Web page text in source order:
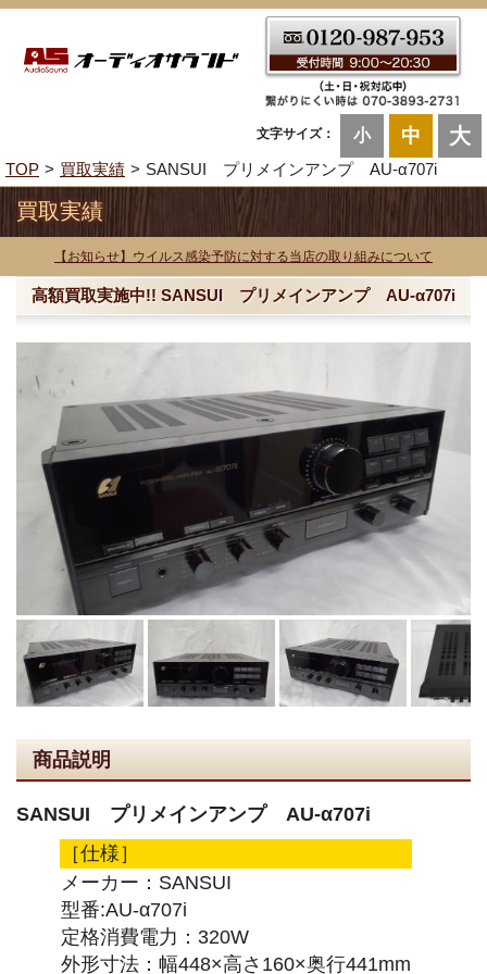
文字サイズ： 小 中 大
TOP 買取実績 SANSUI プリメインアンプ AU-α707i
買取実績
【お知らせ】ウイルス感染予防に対する当店の取り組みについて
高額買取実施中!! SANSUI プリメインアンプ AU-α707i
商品説明
SANSUI プリメインアンプ AU-α707i
［仕様］
メーカー：SANSUI
型番:AU-α707i
定格消費電力：320W
外形寸法：幅448×高さ160×奥行441mm